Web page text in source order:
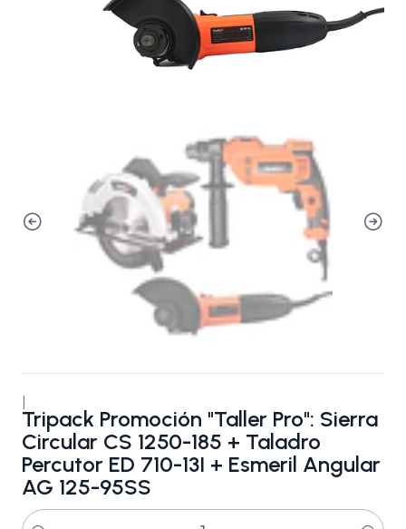
Tripack Promoción "Taller Pro": Sierra
Circular CS 1250-185 + Taladro
Percutor ED 710-13I + Esmeril Angular
AG 125-95SS